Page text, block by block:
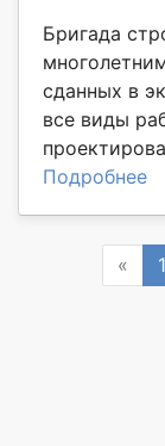
Бригада
сданных в
все виды
Подробнее
« 1